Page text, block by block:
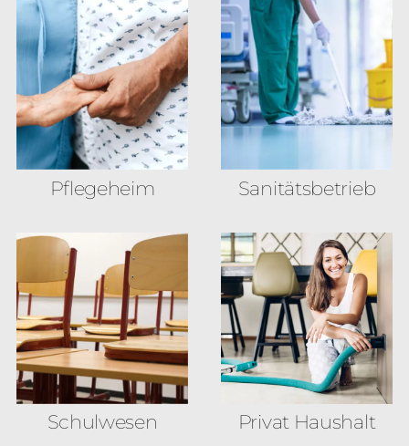
Pflegeheim Sanitäts­betrieb
Schulwesen Privat Haushalt